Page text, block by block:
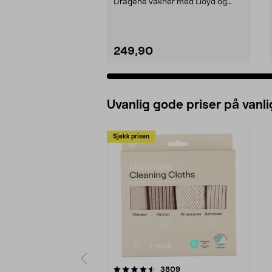
Dragene våkner med Lloyd og
249,90
Uvanlig gode priser på
Sjekk prisen
3809anmeldelser
4.5av 5 stjerner